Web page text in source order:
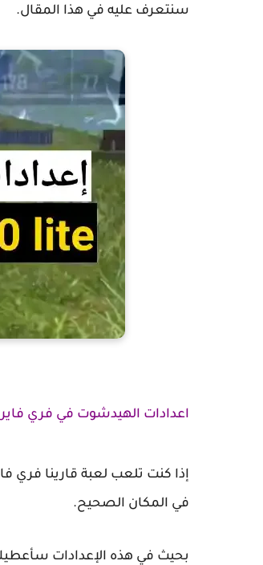
سنتعرف عليه في هذا المقال.
اعدادات الهيدشوت في فري فاير هونر
في المكان الصحيح.